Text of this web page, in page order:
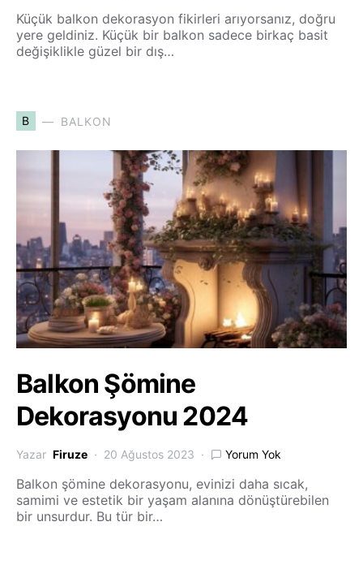
Küçük balkon dekorasyon fikirleri arıyorsanız, doğru
yere geldiniz. Küçük bir balkon sadece birkaç basit
değişiklikle güzel bir dış…
B BALKON
Balkon Şömine
Dekorasyonu 2024
Yazar Firuze 20 Ağustos 2023 Yorum Yok
Balkon şömine dekorasyonu, evinizi daha sıcak,
samimi ve estetik bir yaşam alanına dönüştürebilen
bir unsurdur. Bu tür bir…